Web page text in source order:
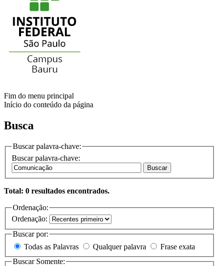
Fim do menu principal
Início do conteúdo da página
Busca
Buscar palavra-chave:
Buscar palavra-chave:
Buscar
Total: 0 resultados encontrados.
Ordenação:
Ordenação:
Buscar por:
Todas as Palavras
Qualquer palavra
Frase exata
Buscar Somente: